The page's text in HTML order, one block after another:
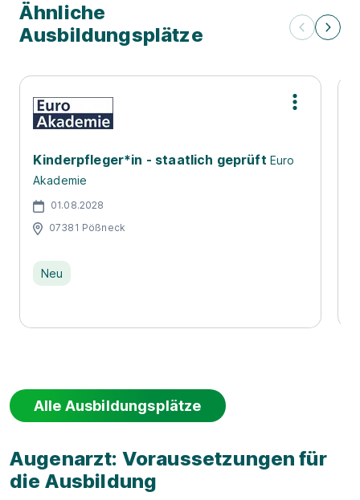
Ähnliche
Ausbildungsplätze
Kinderpfleger*in - staatlich geprüft Euro
Akademie
01.08.2028
07381 Pößneck
Neu
Alle Ausbildungsplätze
Augenarzt: Voraussetzungen für
die Ausbildung